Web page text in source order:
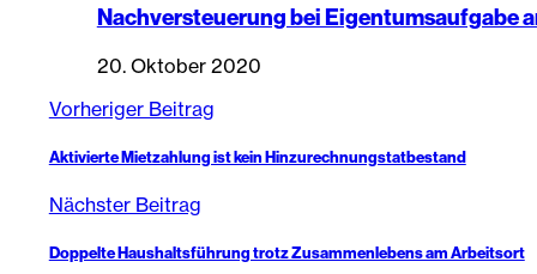
Nachversteuerung bei Eigentumsaufgabe
20. Oktober 2020
Vorheriger Beitrag
Aktivierte Mietzahlung ist kein Hinzurechnungstatbestand
Nächster Beitrag
Doppelte Haushaltsführung trotz Zusammenlebens am Arbeitsort